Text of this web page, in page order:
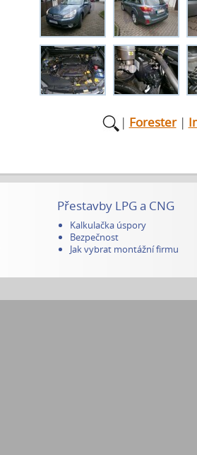
| Forester|
Přestavby LPG a CNG
Kalkulačka úspory
Bezpečnost
Jak vybrat montážní firmu